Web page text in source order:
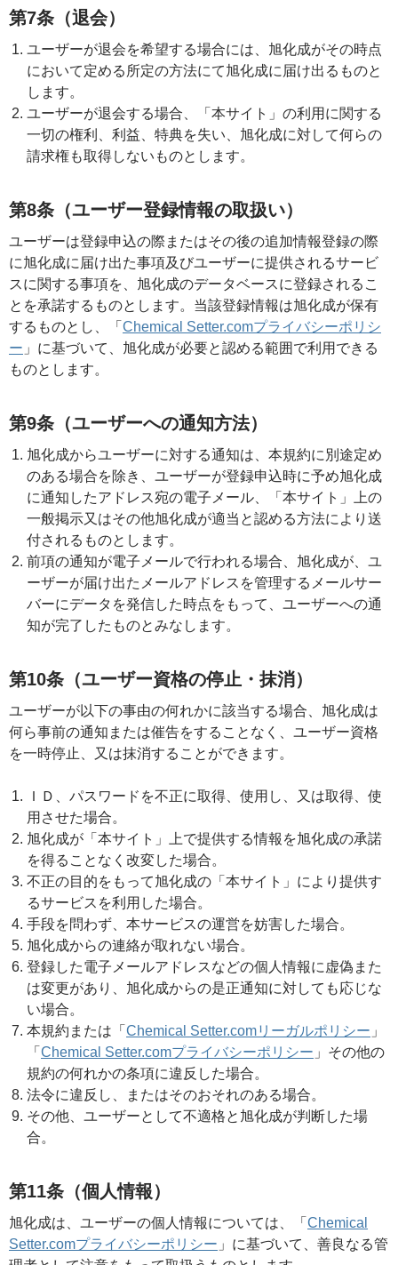
第7条（退会）
ユーザーが退会を希望する場合には、旭化成がその時点
において定める所定の方法にて旭化成に届け出るものと
します。
ユーザーが退会する場合、「本サイト」の利用に関する
一切の権利、利益、特典を失い、旭化成に対して何らの
請求権も取得しないものとします。
第8条（ユーザー登録情報の取扱い）
ユーザーは登録申込の際またはその後の追加情報登録の際
に旭化成に届け出た事項及びユーザーに提供されるサービ
スに関する事項を、旭化成のデータベースに登録されるこ
とを承諾するものとします。当該登録情報は旭化成が保有
するものとし、「 Chemical Setter.comプライバシーポリシ
ー 」に基づいて、旭化成が必要と認める範囲で利用できる
ものとします。
第9条（ユーザーへの通知方法）
旭化成からユーザーに対する通知は、本規約に別途定め
のある場合を除き、ユーザーが登録申込時に予め旭化成
に通知したアドレス宛の電子メール、「本サイト」上の
一般掲示又はその他旭化成が適当と認める方法により送
付されるものとします。
前項の通知が電子メールで行われる場合、旭化成が、ユ
ーザーが届け出たメールアドレスを管理するメールサー
バーにデータを発信した時点をもって、ユーザーへの通
知が完了したものとみなします。
第10条（ユーザー資格の停止・抹消）
ユーザーが以下の事由の何れかに該当する場合、旭化成は
何ら事前の通知または催告をすることなく、ユーザー資格
を一時停止、又は抹消することができます。
ＩＤ、パスワードを不正に取得、使用し、又は取得、使
用させた場合。
旭化成が「本サイト」上で提供する情報を旭化成の承諾
を得ることなく改変した場合。
不正の目的をもって旭化成の「本サイト」により提供す
るサービスを利用した場合。
手段を問わず、本サービスの運営を妨害した場合。
旭化成からの連絡が取れない場合。
登録した電子メールアドレスなどの個人情報に虚偽また
は変更があり、旭化成からの是正通知に対しても応じな
い場合。
本規約または「 Chemical Setter.comリーガルポリシー 」
「 Chemical Setter.comプライバシーポリシー 」その他の
規約の何れかの条項に違反した場合。
法令に違反し、またはそのおそれのある場合。
その他、ユーザーとして不適格と旭化成が判断した場
合。
第11条（個人情報）
旭化成は、ユーザーの個人情報については、「 Chemical
Setter.comプライバシーポリシー 」に基づいて、善良なる管